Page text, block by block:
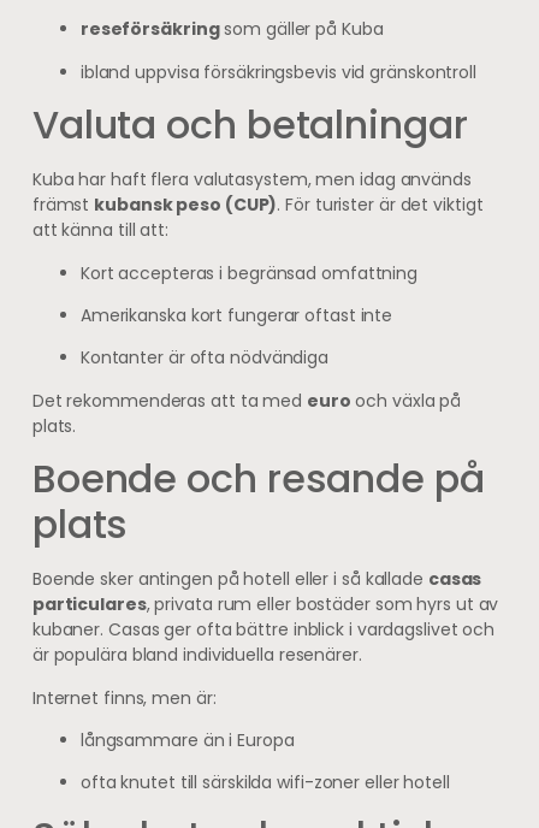
reseförsäkringsom gäller på Kuba
ibland uppvisa försäkringsbevis vid gränskontroll
Valuta och betalningar
Kuba har haft flera valutasystem, men idag används
främst kubansk peso (CUP). För turister är det viktigt
att känna till att:
Kort accepteras i begränsad omfattning
Amerikanska kort fungerar oftast inte
Kontanter är ofta nödvändiga
Det rekommenderas att ta med euro och växla på
plats.
Boende och resande på
plats
Boende sker antingen på hotell eller i så kallade casas
particulares, privata rum eller bostäder som hyrs ut av
kubaner. Casas ger ofta bättre inblick i vardagslivet och
är populära bland individuella resenärer.
Internet finns, men är:
långsammare än i Europa
ofta knutet till särskilda wifi-zoner eller hotell